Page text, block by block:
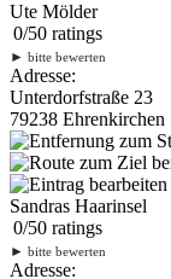
Ute Mölder
0/50 ratings
► bitte bewerten
Adresse:
Unterdorfstraße 23
79238 Ehrenkirchen
Sandras Haarinsel
0/50 ratings
► bitte bewerten
Adresse: